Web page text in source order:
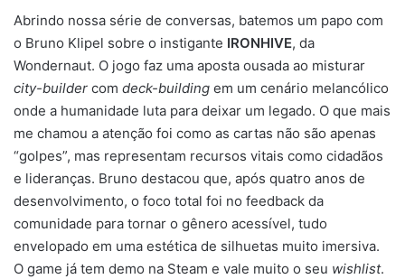
Abrindo nossa série de conversas, batemos um papo com
o Bruno Klipel sobre o instigante IRONHIVE, da
Wondernaut. O jogo faz uma aposta ousada ao misturar
city-builder com deck-building em um cenário melancólico
onde a humanidade luta para deixar um legado. O que mais
me chamou a atenção foi como as cartas não são apenas
“golpes”, mas representam recursos vitais como cidadãos
e lideranças. Bruno destacou que, após quatro anos de
desenvolvimento, o foco total foi no feedback da
comunidade para tornar o gênero acessível, tudo
envelopado em uma estética de silhuetas muito imersiva.
O game já tem demo na Steam e vale muito o seu wishlist.